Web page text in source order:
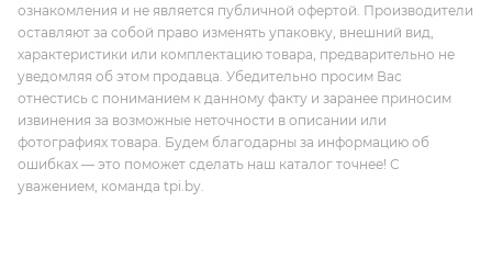
ознакомления и не является публичной офертой. Производители
оставляют за собой право изменять упаковку, внешний вид,
характеристики или комплектацию товара, предварительно не
уведомляя об этом продавца. Убедительно просим Вас
отнестись с пониманием к данному факту и заранее приносим
извинения за возможные неточности в описании или
фотографиях товара. Будем благодарны за информацию об
ошибках — это поможет сделать наш каталог точнее! С
уважением, команда tpi.by.